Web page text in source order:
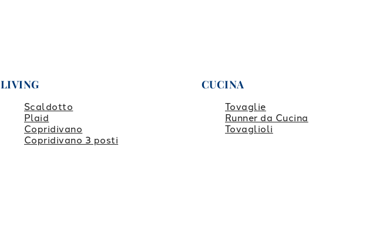
LIVING
Scaldotto
Plaid
Copridivano
Copridivano 3 posti
CUCINA
Tovaglie
Runner da Cucina
Tovaglioli